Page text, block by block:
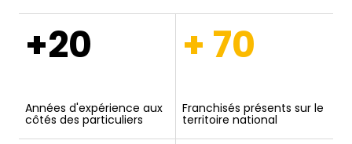
+20
Années d'expérience aux
côtés des particuliers
+ 70
Franchisés présents sur le
territoire national